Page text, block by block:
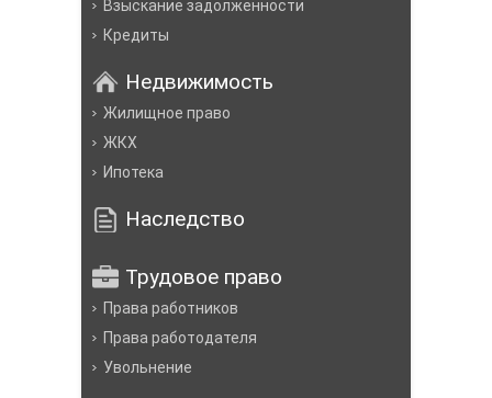
Взыскание задолженности
Кредиты
Недвижимость
Жилищное право
ЖКХ
Ипотека
Наследство
Трудовое право
Права работников
Права работодателя
Увольнение